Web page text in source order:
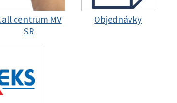
centrum MV
SR
Objednávky